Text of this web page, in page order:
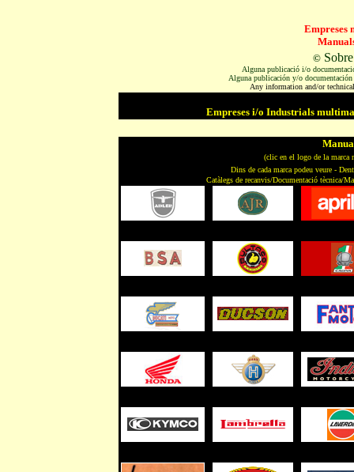
Empreses
©
Alguna publicació i/o
Alguna publicación y/o
Any information and/or
Empreses i/o Industrials
(clic en el logo de la marca
Dins de cada marca podeu veure -
Catàlegs de recanvis/Documentació tècnica/